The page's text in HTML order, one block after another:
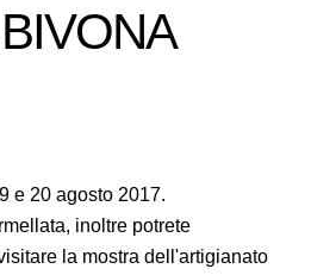
e 20 agosto 2017.
inoltre potrete
la mostra dell'artigianato